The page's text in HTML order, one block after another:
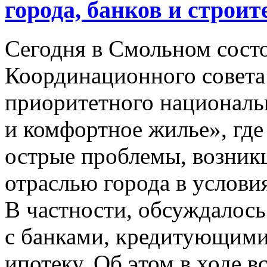
города, банков и
Сегодня в Смольном
Координационного
приоритетного
и комфортное жилье»,
острые проблемы,
отраслью города в
В частности,
с банками,